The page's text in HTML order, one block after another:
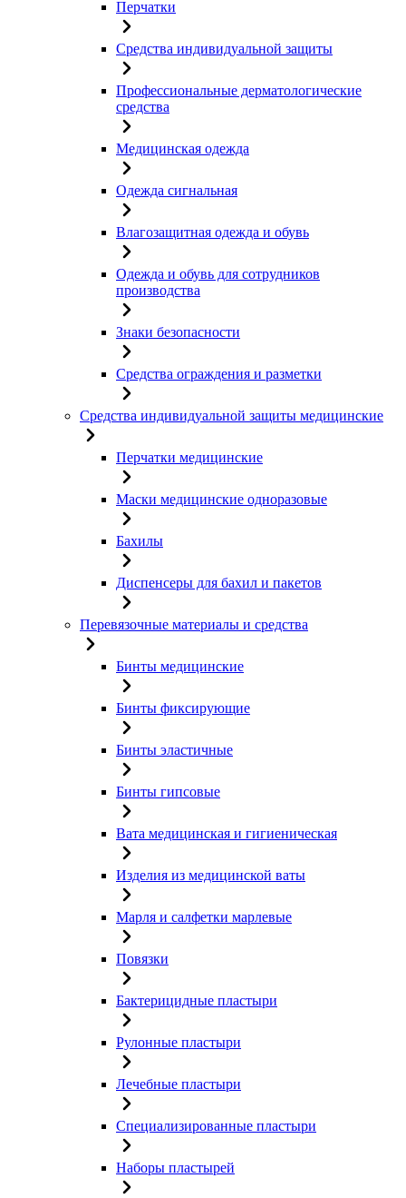
Перчатки
Средства индивидуальной защиты
Профессиональные дерматологические
средства
Медицинская одежда
Одежда сигнальная
Влагозащитная одежда и обувь
Одежда и обувь для сотрудников
производства
Знаки безопасности
Средства ограждения и разметки
Средства индивидуальной защиты медицинские
Перчатки медицинские
Маски медицинские одноразовые
Бахилы
Диспенсеры для бахил и пакетов
Перевязочные материалы и средства
Бинты медицинские
Бинты фиксирующие
Бинты эластичные
Бинты гипсовые
Вата медицинская и гигиеническая
Изделия из медицинской ваты
Марля и салфетки марлевые
Повязки
Бактерицидные пластыри
Рулонные пластыри
Лечебные пластыри
Специализированные пластыри
Наборы пластырей